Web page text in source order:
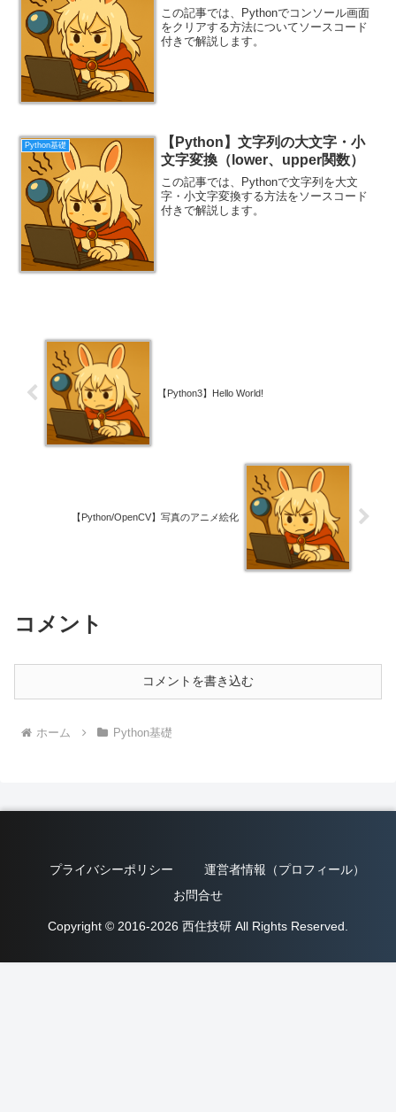
この記事では、Pythonでコンソール画面
をクリアする方法についてソースコード
付きで解説します。
Python基礎
【Python】文字列の大文字・小
文字変換（lower、upper関数）
この記事では、Pythonで文字列を大文
字・小文字変換する方法をソースコード
付きで解説します。
【Python3】Hello World!
【Python/OpenCV】写真のアニメ絵化
コメント
コメントを書き込む
ホーム Python基礎
プライバシーポリシー
運営者情報（プロフィール）
お問合せ
Copyright © 2016-2026 西住技研 All Rights Reserved.